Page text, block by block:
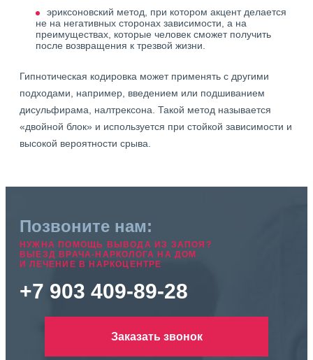
эриксоновский метод, при котором акцент делается
не на негативных сторонах зависимости, а на
преимуществах, которые человек сможет получить
после возвращения к трезвой жизни.
Гипнотическая кодировка может применять с другими
подходами, например, введением или подшиванием
дисульфирама, налтрексона. Такой метод называется
«двойной блок» и используется при стойкой зависимости и
высокой вероятности срыва.
Позвоните нам:
НУЖНА ПОМОЩЬ ВЫВОДА ИЗ ЗАПОЯ?
ВЫЕЗД ВРАЧА-НАРКОЛОГА НА ДОМ
И ЛЕЧЕНИЕ В НАРКОЦЕНТРЕ
+7 903 409-89-28
Заказать звонок